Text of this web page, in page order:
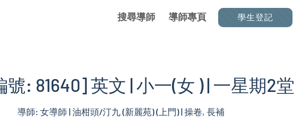
搜尋導師 導師專頁 學生登記
: 81640] 英文 | 小一(女 ) | 一星期2堂
導師: 女導師 | 油柑頭/汀九 (新麗苑) (上門) | 操卷, 長補